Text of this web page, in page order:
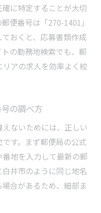
に特定することが大切
便番号は「270-1401」
おくと、応募書類作成
の勤務地検索でも、郵
アの求人を効率よく絞
の調べ方
ないためには、正しい
す。まず郵便局の公式
地を入力して最新の郵
井市のように同じ地名
合があるため、細部ま